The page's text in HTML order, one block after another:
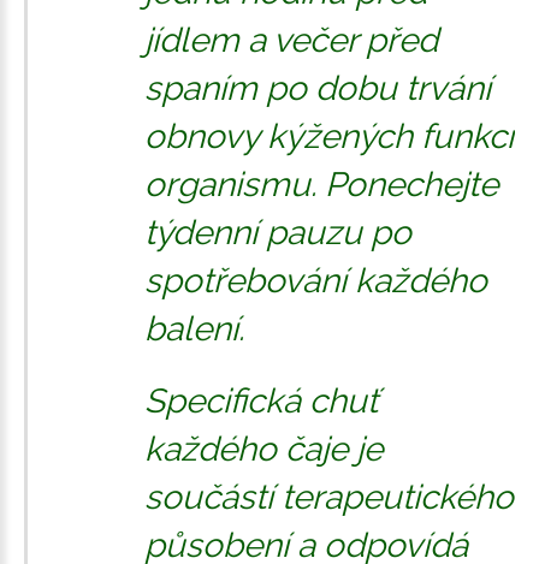
jídlem a večer před
spaním po dobu trvání
obnovy kýžených funkcí
organismu. Ponechejte
týdenní pauzu po
spotřebování každého
balení.
Specifická chuť
každého čaje je
součástí terapeutického
působení a odpovídá